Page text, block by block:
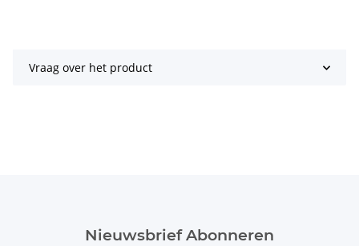
Vraag over het product
Nieuwsbrief Abonneren